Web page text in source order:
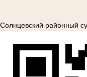
Солнцевский районный